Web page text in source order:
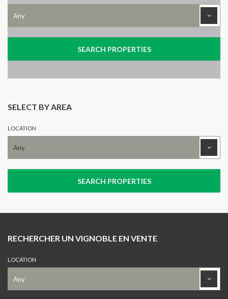
SELECT BY AREA
LOCATION
RECHERCHER UN VIGNOBLE EN VENTE
LOCATION